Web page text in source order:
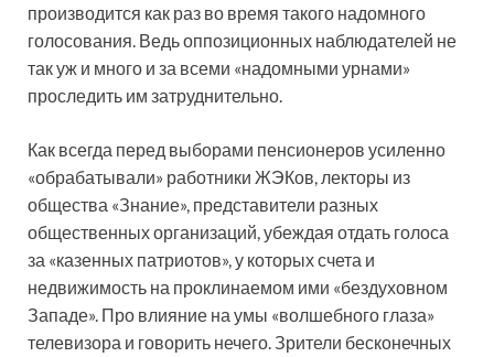
производится как раз во время такого надомного
голосования. Ведь оппозиционных наблюдателей не
так уж и много и за всеми «надомными урнами»
проследить им затруднительно.
Как всегда перед выборами пенсионеров усиленно
«обрабатывали» работники ЖЭКов, лекторы из
общества «Знание», представители разных
общественных организаций, убеждая отдать голоса
за «казенных патриотов», у которых счета и
недвижимость на проклинаемом ими «бездуховном
Западе». Про влияние на умы «волшебного глаза»
телевизора и говорить нечего. Зрители бесконечных